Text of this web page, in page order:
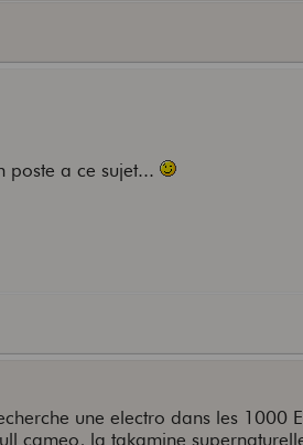
poste a ce sujet...
une electro dans les 1000
cameo, la takamine